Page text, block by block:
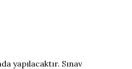
yapılacaktır. Sınav